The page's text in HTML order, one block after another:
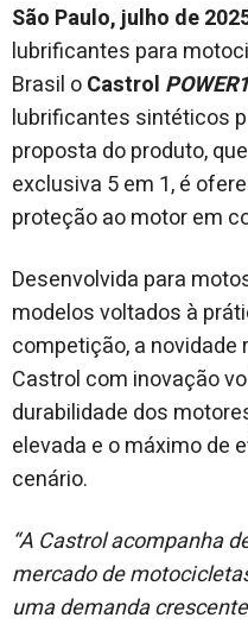
São Paulo, julho de
lubrificantes para
Brasil oCastrol
lubrificantes sintéticos
proposta do produto,
exclusiva 5 em 1, é
proteção ao motor em
Desenvolvida para
modelos voltados à
competição, a
Castrol com inovação
durabilidade dos
elevada e o máximo de
cenário.
“A Castrol acompanha
mercado de
uma demanda